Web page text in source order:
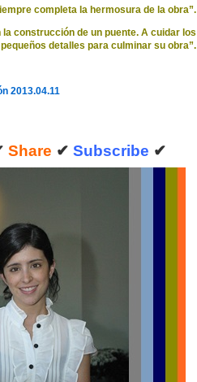
completa la hermosura de la obra”.
construcción de un puente. A cuidar los
pequeños detalles para culminar su obra”.
2013.04.11
Share ✔ Subscribe ✔